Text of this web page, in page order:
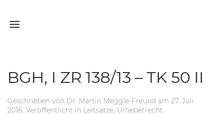
BGH, I ZR 138/13 – TK 50 II
Geschrieben von Dr. Martin Meggle-Freund am 27. Juli
2016. Veröffentlicht in Leitsätze, Urheberrecht.